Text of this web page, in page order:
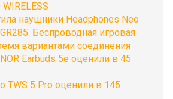
наушники Headphones Neo
Беспроводная игровая
вариантами соединения
Earbuds 5e оценили в 45
TWS 5 Pro оценили в 145